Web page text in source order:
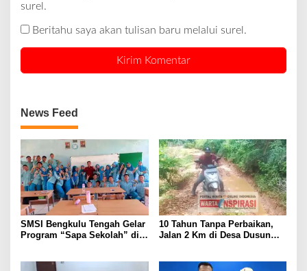
surel.
Beritahu saya akan tulisan baru melalui surel.
News Feed
SMSI Bengkulu Tengah Gelar
Program “Sapa Sekolah” di
10 Tahun Tanpa Perbaikan,
Jalan 2 Km di Desa Dusun